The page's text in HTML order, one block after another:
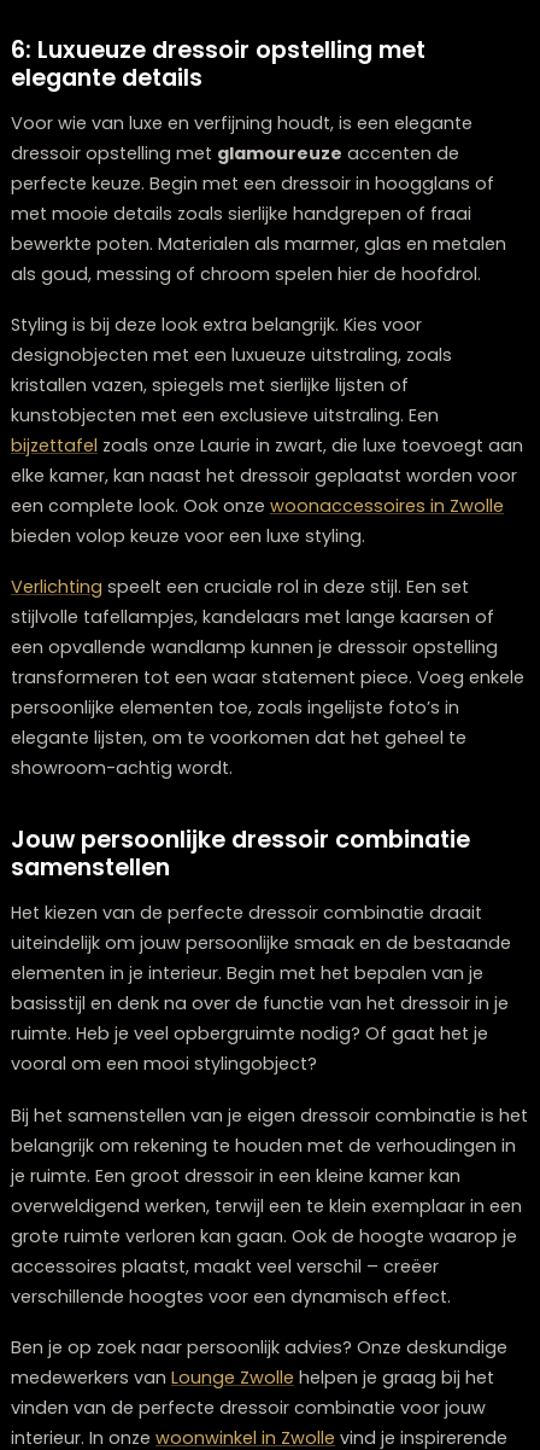
met een verweerde afwerking of een exemplaar in
eiken- of dennenhout. De landelijke stijl draait om
uitstraling.
Accessoires maken hier het verschil: denk aan
handgemaakt keramiek, rieten manden, linnen textiel
natuurlijke materialen zoals hout en steen. Een
een rustig geheel met voldoende variatie. Ontdek
collectiewoonaccessoires in Zwolleom je landelijke
dressoir helemaal af te maken. Voeg wat verse of
kunstbloemen toe voor een vleugje kleur en
Wil je het landelijke karakter verder versterken? Hang
boven je dressoir een houten wandbord of een
verzameling oude fotolijstjes. De onregelmatigheid
natuurlijke uitstraling van de materialen zorgen voor
typische landelijke charme die zo geliefd is in veel
Nederlandse interieurs.
6: Luxueuze dressoir opstelling met
elegante details
dressoir opstelling metglamoureuzeaccenten de
perfecte keuze. Begin met een dressoir in hoogglans
met mooie details zoals sierlijke handgrepen of fraai
bewerkte poten. Materialen als marmer, glas en
als goud, messing of chroom spelen hier de hoofdrol.
Styling is bij deze look extra belangrijk. Kies voor
designobjecten met een luxueuze uitstraling, zoals
kristallen vazen, spiegels met sierlijke lijsten of
kunstobjecten met een exclusieve uitstraling. Een
bijzettafelzoals onze Laurie in zwart, die luxe
elke kamer, kan naast het dressoir geplaatst worden
een complete look. Ook onzewoonaccessoires in
bieden volop keuze voor een luxe styling.
stijlvolle tafellampjes, kandelaars met lange kaarsen
een opvallende wandlamp kunnen je dressoir
transformeren tot een waar statement piece. Voeg